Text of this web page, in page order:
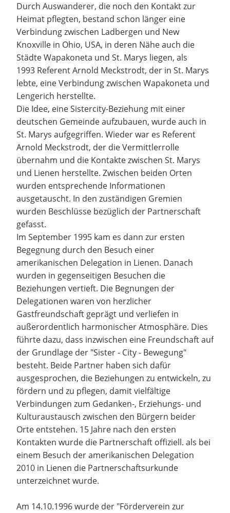
Durch Auswanderer, die noch den Kontakt zur
Heimat pflegten, bestand schon länger eine
Verbindung zwischen Ladbergen und New
Knoxville in Ohio, USA, in deren Nähe auch die
Städte Wapakoneta und St. Marys liegen, als
1993 Referent Arnold Meckstrodt, der in St. Marys
lebte, eine Verbindung zwischen Wapakoneta und
Lengerich herstellte.
Die Idee, eine Sistercity-Beziehung mit einer
deutschen Gemeinde aufzubauen, wurde auch in
St. Marys aufgegriffen. Wieder war es Referent
Arnold Meckstrodt, der die Vermittlerrolle
übernahm und die Kontakte zwischen St. Marys
und Lienen herstellte. Zwischen beiden Orten
wurden entsprechende Informationen
ausgetauscht. In den zuständigen Gremien
wurden Beschlüsse bezüglich der Partnerschaft
gefasst.
Im September 1995 kam es dann zur ersten
Begegnung durch den Besuch einer
amerikanischen Delegation in Lienen. Danach
wurden in gegenseitigen Besuchen die
Beziehungen vertieft. Die Begnungen der
Delegationen waren von herzlicher
Gastfreundschaft geprägt und verliefen in
außerordentlich harmonischer Atmosphäre. Dies
führte dazu, dass inzwischen eine Freundschaft auf
der Grundlage der "Sister - City - Bewegung"
besteht. Beide Partner haben sich dafür
ausgesprochen, die Beziehungen zu entwickeln, zu
fördern und zu pflegen, damit vielfältige
Verbindungen zum Gedanken-, Erziehungs- und
Kulturaustausch zwischen den Bürgern beider
Orte entstehen. 15 Jahre nach den ersten
Kontakten wurde die Partnerschaft offiziell. als bei
einem Besuch der amerikanischen Delegation
2010 in Lienen die Partnerschaftsurkunde
unterzeichnet wurde.
Am 14.10.1996 wurde der "Förderverein zur